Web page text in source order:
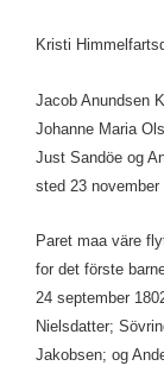
Kristi
Jacob Anundsen
Johanne Maria
Just Sandöe og
sted 23 november
Paret maa väre
for det förste
24 september
Nielsdatter;
Jakobsen; og